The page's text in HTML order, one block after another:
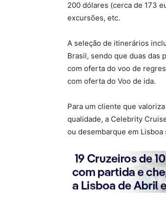
200 dólares (cerca de 173
excursões, etc.
A seleção de itinerários
Brasil, sendo que duas das
com oferta do voo de
com oferta do Voo de ida.
Para um cliente que
qualidade, a Celebrity
ou desembarque em